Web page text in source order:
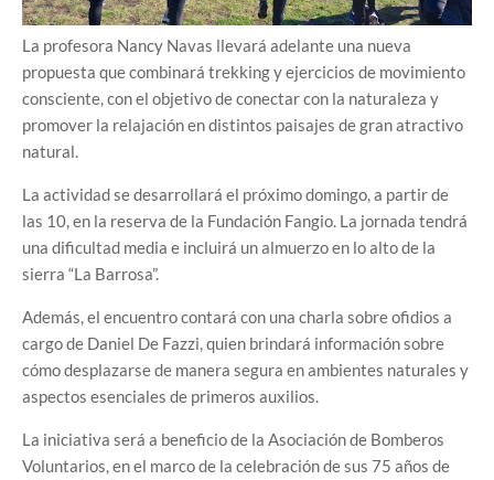
La profesora Nancy Navas llevará adelante una nueva
propuesta que combinará trekking y ejercicios de movimiento
consciente, con el objetivo de conectar con la naturaleza y
promover la relajación en distintos paisajes de gran atractivo
natural.
La actividad se desarrollará el próximo domingo, a partir de
las 10, en la reserva de la Fundación Fangio. La jornada tendrá
una dificultad media e incluirá un almuerzo en lo alto de la
sierra “La Barrosa”.
Además, el encuentro contará con una charla sobre ofidios a
cargo de Daniel De Fazzi, quien brindará información sobre
cómo desplazarse de manera segura en ambientes naturales y
aspectos esenciales de primeros auxilios.
La iniciativa será a beneficio de la Asociación de Bomberos
Voluntarios, en el marco de la celebración de sus 75 años de